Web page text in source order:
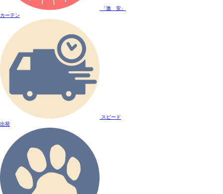
「激 安」
カーテン
スピード
出荷